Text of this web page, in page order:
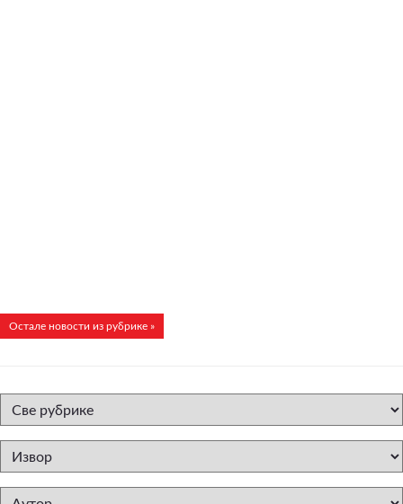
Остале новости из рубрике »